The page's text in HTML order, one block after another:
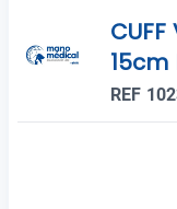
15cm
REF